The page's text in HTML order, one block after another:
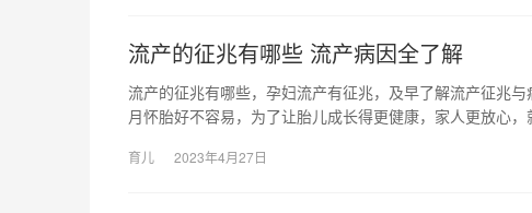
流产的征兆有哪些 流产病因全了解
流产的征兆有哪些，孕妇流产有征兆，及早了解流产征兆
月怀胎好不容易，为了让胎儿成长得更健康，家人更放心
育儿 2023年4月27日